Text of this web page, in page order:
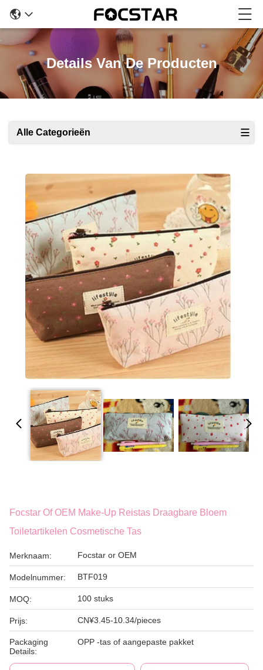
Details Van De Producten
Alle Categorieën
Focstar Of OEM Make-Up Reistas Draagbare Bloem
Toiletartikelen Cosmetische Tas
Merknaam: Focstar or OEM
Modelnummer: BTF019
MOQ: 100 stuks
Prijs: CN¥3.45-10.34/pieces
Packaging
Details:
OPP -tas of aangepaste pakket